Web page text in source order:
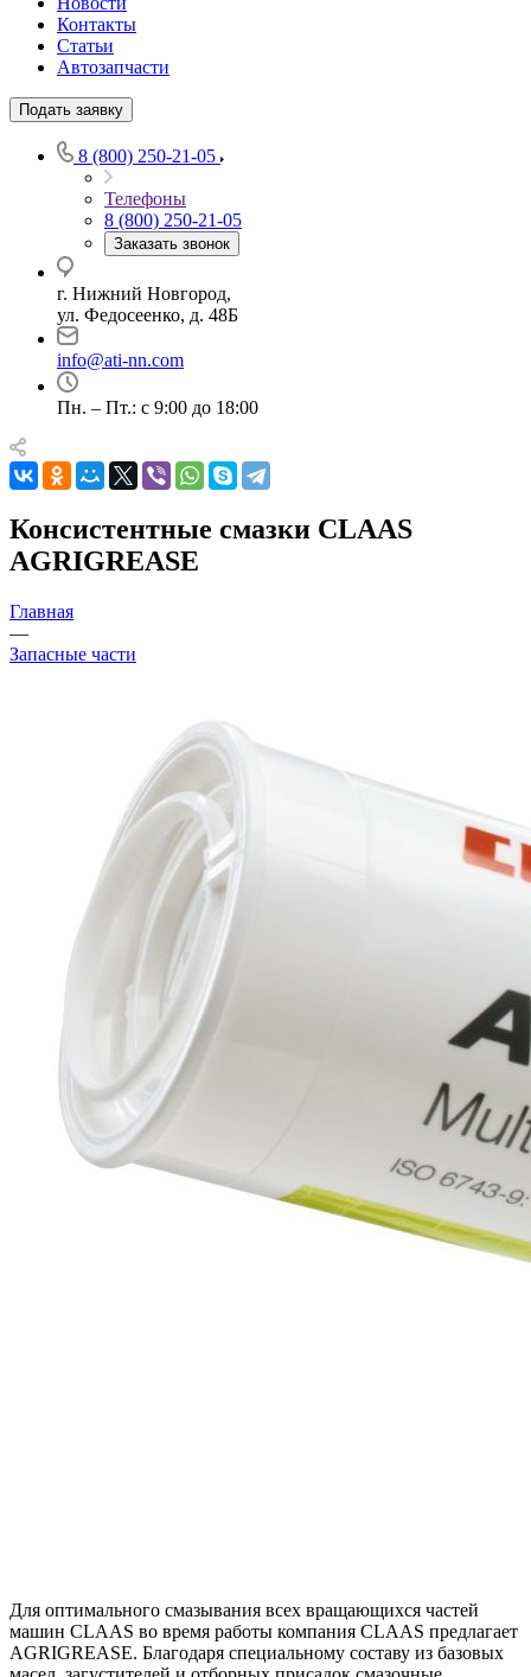
Контакты
Статьи
Автозапчасти
Подать заявку
8 (800) 250-21-05
Телефоны
8 (800) 250-21-05
Заказать звонок
г. Нижний Новгород,
ул. Федосеенко, д. 48Б
info@ati-nn.com
Пн. – Пт.: с 9:00 до 18:00
Консистентные смазки CLAAS
AGRIGREASE
Главная
—
Запасные части
Для оптимального смазывания всех вращающихся частей
машин CLAAS во время работы компания CLAAS предлагает
AGRIGREASE. Благодаря специальному составу из базовых